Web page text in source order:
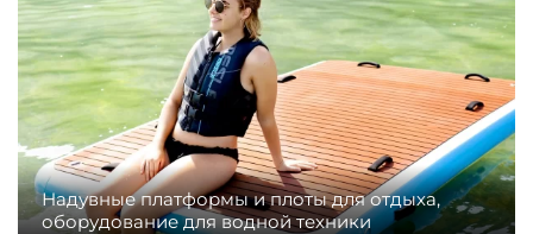
Надувные платформы и плоты для отдыха,
оборудование для водной техники